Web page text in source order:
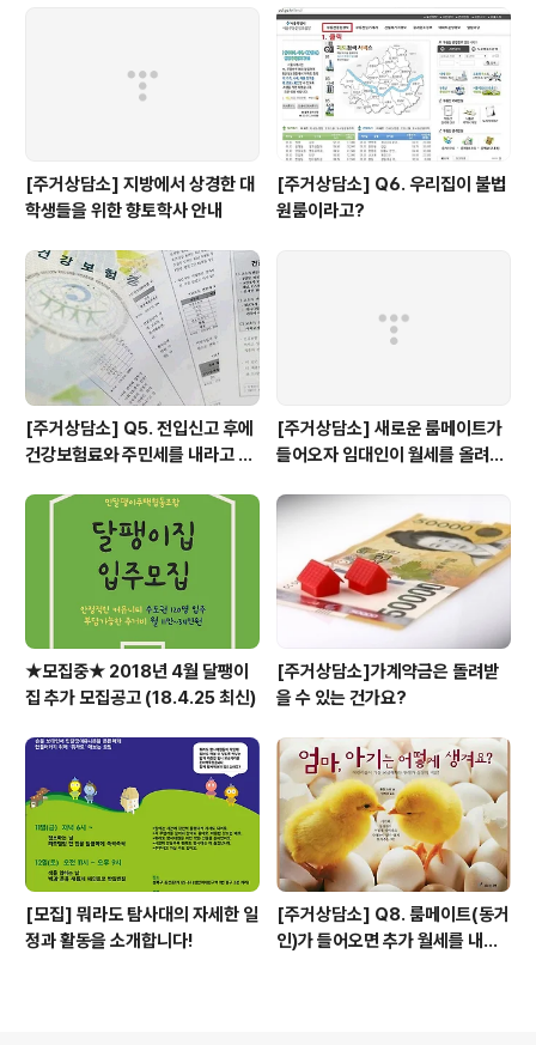
는데요, 우리 민달팽이주택협동조합도 달팽이집을 공급하
게 된 이야기를 나누었습니다. 우리 이외에도 함께주택협
동조합, 소통이있어서행복한주택만들기, 서울소셜스탠다
드, WOOZOO, 아이부키의 사례를 공유했습니다. ..
[주거상담소] 지방에서 상경한 대
학생들을 위한 향토학사 안내
[주거상담소] Q6. 우리집이 불법
원룸이라고?
[주거상담소] Q5. 전입신고 후에
건강보험료와 주민세를 내라고 고
[주거상담소] 새로운 룸메이트가
들어오자 임대인이 월세를 올려달
★모집중★ 2018년 4월 달팽이
집 추가 모집공고 (18.4.25 최신)
[주거상담소]가계약금은 돌려받
을 수 있는 건가요?
[모집] 뭐라도 탐사대의 자세한 일
정과 활동을 소개합니다!
[주거상담소] Q8. 룸메이트(동거
인)가 들어오면 추가 월세를 내야